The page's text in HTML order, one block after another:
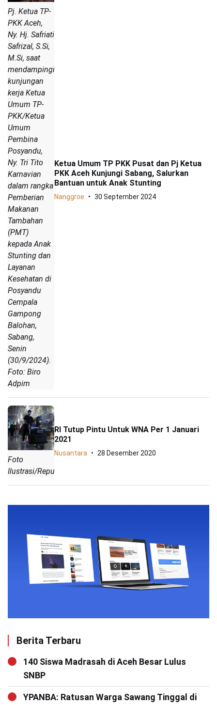
Pj. Ketua TP-
PKK Aceh,
Ny. Hj. Safriati
Safrizal, S.Si,
M.Si, saat
mendampingi
kunjungan
kerja Ketua
Umum TP-
PKK/Ketua
Umum
Pembina
Posyandu,
Ny. Tri Tito
Karnavian
dalam rangka
Pemberian
Makanan
Tambahan
(PMT)
kepada Anak
Stunting dan
Layanan
Kesehatan di
Posyandu
Cempala
Gampong
Balohan,
Sabang,
Senin
(30/9/2024).
Foto: Biro
Adpim
Ketua Umum TP PKK Pusat dan Pj Ketua
PKK Aceh Kunjungi Sabang, Salurkan
Bantuan untuk Anak Stunting
Nanggroe 30 September 2024
Foto
Ilustrasi/Republika
RI Tutup Pintu Untuk WNA Per 1 Januari
2021
Nusantara 28 Desember 2020
Berita Terbaru
140 Siswa Madrasah di Aceh Besar Lulus
SNBP
YPANBA: Ratusan Warga Sawang Tinggal di